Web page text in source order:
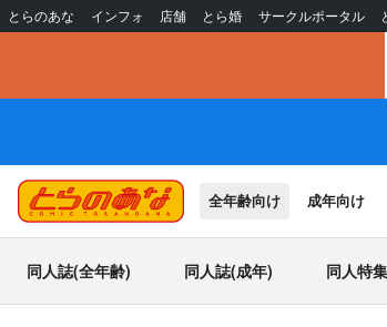
とらのあな インフォ 店舗 とら婚 サークルポータル
全年齢向け 成年向け
同人誌(全年齢) 同人誌(成年) 同人特